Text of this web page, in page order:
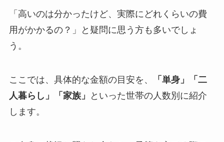
「高いのは分かったけど、実際にどれくらいの費
用がかかるの？」と疑問に思う方も多いでしょ
う。
ここでは、具体的な金額の目安を、
「単身」「二
人暮らし」「家族」
といった世帯の人数別に紹介
します。